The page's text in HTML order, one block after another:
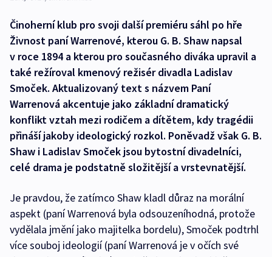
Činoherní klub pro svoji další premiéru sáhl po hře
Živnost paní Warrenové, kterou G. B. Shaw napsal
v roce 1894 a kterou pro současného diváka upravil a
také režíroval kmenový režisér divadla Ladislav
Smoček. Aktualizovaný text s názvem Paní
Warrenová akcentuje jako základní dramatický
konflikt vztah mezi rodičem a dítětem, kdy tragédii
přináší jakoby ideologický rozkol. Poněvadž však G. B.
Shaw i Ladislav Smoček jsou bytostní divadelníci,
celé drama je podstatně složitější a vrstevnatější.
Je pravdou, že zatímco Shaw kladl důraz na morální
aspekt (paní Warrenová byla odsouzeníhodná, protože
vydělala jmění jako majitelka bordelu), Smoček podtrhl
více souboj ideologií (paní Warrenová je v očích své